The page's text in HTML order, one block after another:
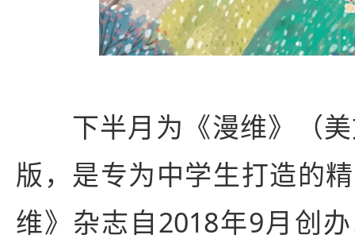
下半月为《漫维》（美
版，是专为中学生打造的
维》杂志自2018年9月创